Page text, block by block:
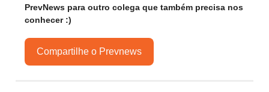
PrevNews para outro colega que também precisa nos
conhecer :)
Compartilhe o Prevnews